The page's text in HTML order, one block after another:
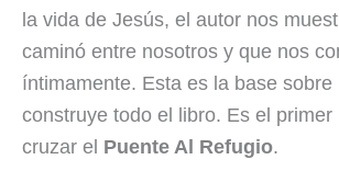
la vida de Jesús, el autor nos
caminó entre nosotros y que nos
íntimamente. Esta es la base sobre
construye todo el libro. Es el primer
cruzar el Puente Al Refugio.